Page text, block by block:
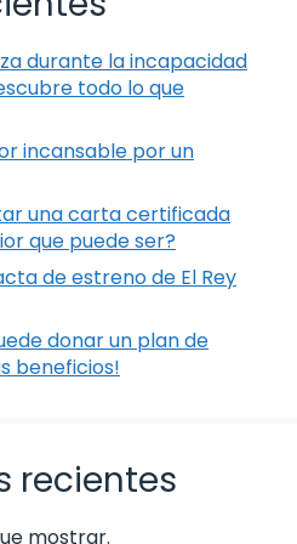
durante la incapacidad
todo lo que
incansable por un
una carta certificada
que puede ser?
de estreno de El Rey
donar un plan de
beneficios!
recientes
mostrar.